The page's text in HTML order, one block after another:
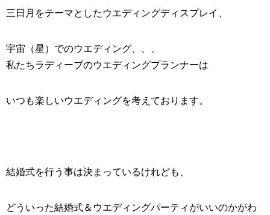
三日月をテーマとした ウエディングディスプレイ
宇宙（星）でのウエディング
私たちラディーブのウエディングプランナーは
いつも楽しいウエディングを考えております。
結婚式を行う事は決まっているけれども、
どういった結婚式＆ウエディングパーティがいいのかがわ